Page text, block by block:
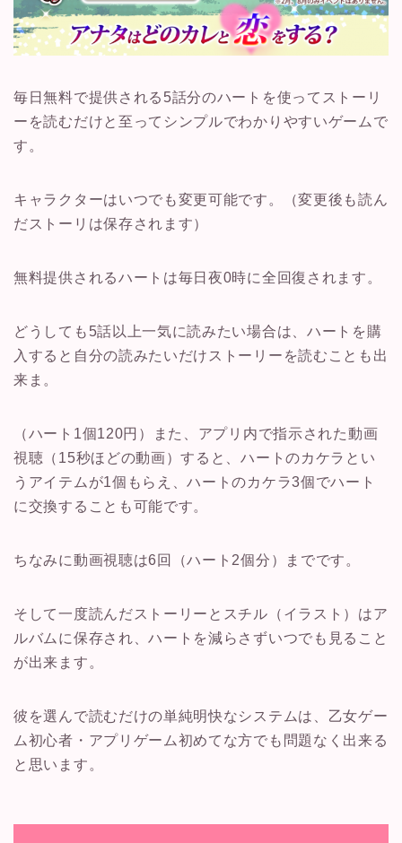
毎日無料で提供される5話分のハートを使ってストーリ
ーを読むだけと至ってシンプルでわかりやすいゲームで
す。
キャラクターはいつでも変更可能です。（変更後も読ん
だストーリは保存されます）
無料提供されるハートは毎日夜0時に全回復されます。
どうしても5話以上一気に読みたい場合は、ハートを購
入すると自分の読みたいだけストーリーを読むことも出
来ま。
（ハート1個120円）また、アプリ内で指示された動画
視聴（15秒ほどの動画）すると、ハートのカケラとい
うアイテムが1個もらえ、ハートのカケラ3個でハート
に交換することも可能です。
ちなみに動画視聴は6回（ハート2個分）までです。
そして一度読んだストーリーとスチル（イラスト）はア
ルバムに保存され、ハートを減らさずいつでも見ること
が出来ます。
彼を選んで読むだけの単純明快なシステムは、乙女ゲー
ム初心者・アプリゲーム初めてな方でも問題なく出来る
と思います。